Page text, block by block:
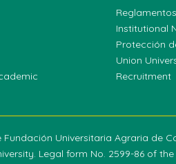
Reglamentos
Institutional
Protección
Union
Recruitment
Fundación Universitaria Agraria de
Legal form No. 2599-86 of the